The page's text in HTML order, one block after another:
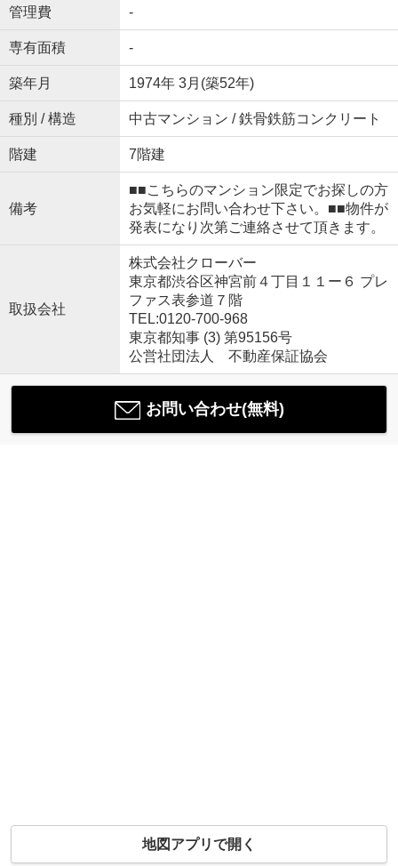
管理費 -
専有面積 -
築年月 1974年 3月(築52年)
種別 / 構造 中古マンション / 鉄骨鉄筋コンクリート
階建 7階建
備考
■■こちらのマンション限定でお探しの方
お気軽にお問い合わせ下さい。■■物件が
発表になり次第ご連絡させて頂きます。
取扱会社
株式会社クローバー
東京都渋谷区神宮前４丁目１１ー６ プレ
ファス表参道７階
TEL:0120-700-968
東京都知事 (3) 第95156号
公営社団法人 不動産保証協会
お問い合わせ(無料)
地図アプリで開く